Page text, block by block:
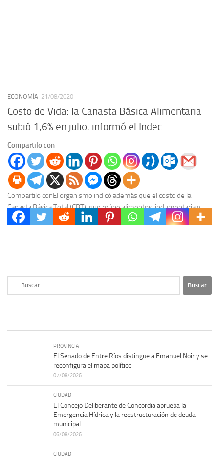
ECONOMÍA 21/08/2020
Costo de Vida: la Canasta Básica Alimentaria
subió 1,6% en julio, informó el Indec
Compartilo con
Compartilo conEl organismo indicó además que el costo de la
Canasta Básica Total (CBT), que reúne alimentos, indumentaria y
transporte, también subió 1,6 %. Un...
PROVINCIA
El Senado de Entre Ríos distingue a Emanuel Noir y se
reconfigura el mapa político
07/08/2026
CIUDAD
El Concejo Deliberante de Concordia aprueba la
Emergencia Hídrica y la reestructuración de deuda
municipal
06/08/2026
CIUDAD